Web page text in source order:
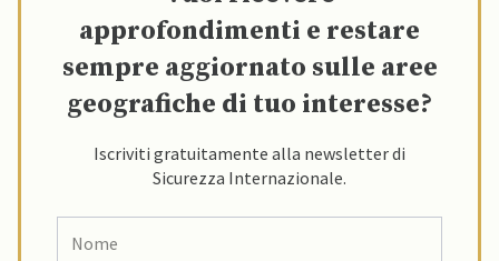
approfondimenti e restare
sempre aggiornato sulle aree
geografiche di tuo interesse?
Iscriviti gratuitamente alla newsletter di
Sicurezza Internazionale.